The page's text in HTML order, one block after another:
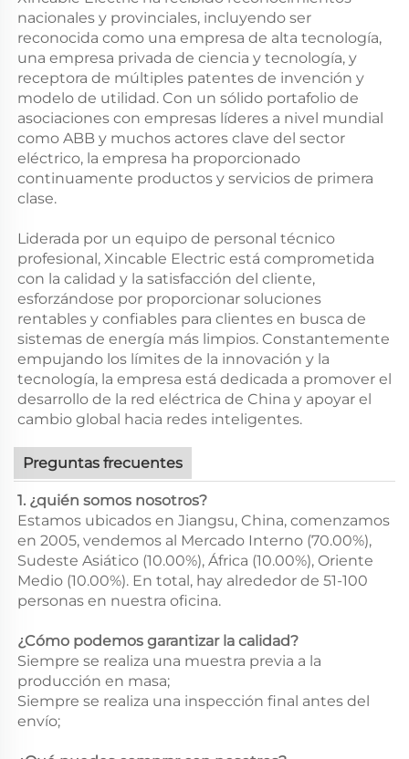
nacionales y provinciales, incluyendo ser
reconocida como una empresa de alta tecnología,
una empresa privada de ciencia y tecnología, y
receptora de múltiples patentes de invención y
modelo de utilidad. Con un sólido portafolio de
asociaciones con empresas líderes a nivel mundial
como ABB y muchos actores clave del sector
eléctrico, la empresa ha proporcionado
continuamente productos y servicios de primera
clase.
Liderada por un equipo de personal técnico
profesional, Xincable Electric está comprometida
con la calidad y la satisfacción del cliente,
esforzándose por proporcionar soluciones
rentables y confiables para clientes en busca de
sistemas de energía más limpios. Constantemente
empujando los límites de la innovación y la
tecnología, la empresa está dedicada a promover el
desarrollo de la red eléctrica de China y apoyar el
cambio global hacia redes inteligentes.
Preguntas frecuentes
1. ¿quién somos nosotros?
Estamos ubicados en Jiangsu, China, comenzamos
en 2005, vendemos al Mercado Interno (70.00%),
Sudeste Asiático (10.00%), África (10.00%), Oriente
Medio (10.00%). En total, hay alrededor de 51-100
personas en nuestra oficina.
¿Cómo podemos garantizar la calidad?
Siempre se realiza una muestra previa a la
producción en masa;
Siempre se realiza una inspección final antes del
envío;